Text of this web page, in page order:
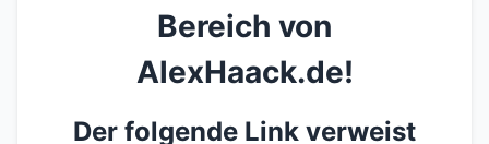
Bereich von
AlexHaack.de!
Der folgende Link verweist